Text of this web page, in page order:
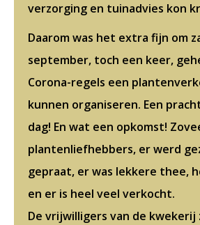
verzorging en tuinadvies kon
Daarom was het extra fijn om
september, toch een keer,
Corona-regels een
kunnen organiseren. Een
dag! En wat een opkomst!
plantenliefhebbers, er werd
gepraat, er was lekkere thee,
en er is heel veel verkocht.
De vrijwilligers van de